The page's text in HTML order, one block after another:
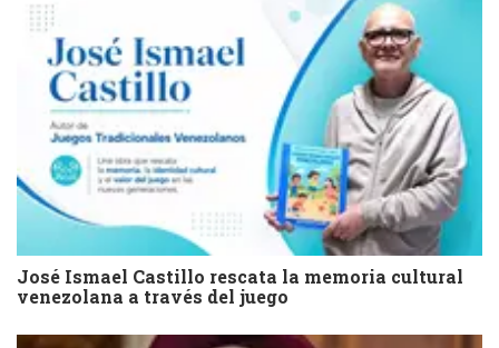
José Ismael Castillo rescata la memoria cultural
venezolana a través del juego